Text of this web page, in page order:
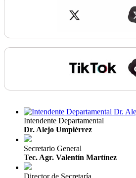
Intendente Departamental
Dr. Alejo Umpiérrez
Secretario General
Tec. Agr. Valentín Martínez